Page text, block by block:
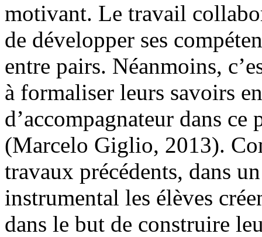
motivant. Le travail
de développer ses
entre pairs. Néanmoins,
à formaliser leurs savoirs
d’accompagnateur dans ce
(Marcelo Giglio, 2013).
travaux précédents, dans
instrumental les élèves
dans le but de construire